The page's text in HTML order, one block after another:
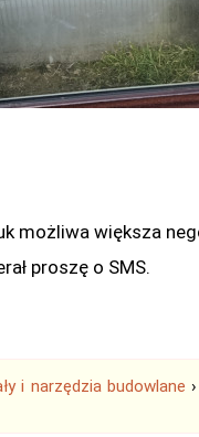
możliwa większa
proszę o SMS.
i narzędzia budowlane ›